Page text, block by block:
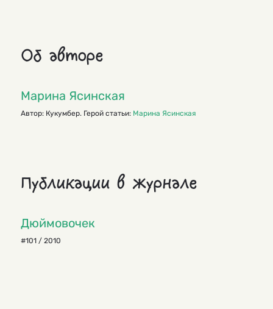
Об авторе
Марина Ясинская
Автор: Кукумбер. Герой статьи: Марина Ясинская
Публикации в журнале
Дюймовочек
#101 / 2010